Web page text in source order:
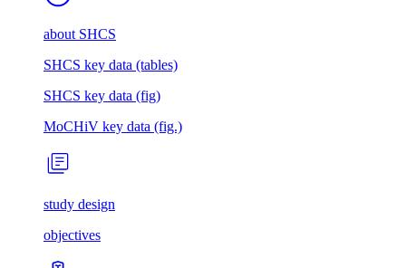
about SHCS
SHCS key data (tables)
SHCS key data (fig)
MoCHiV key data (fig.)
study design
objectives